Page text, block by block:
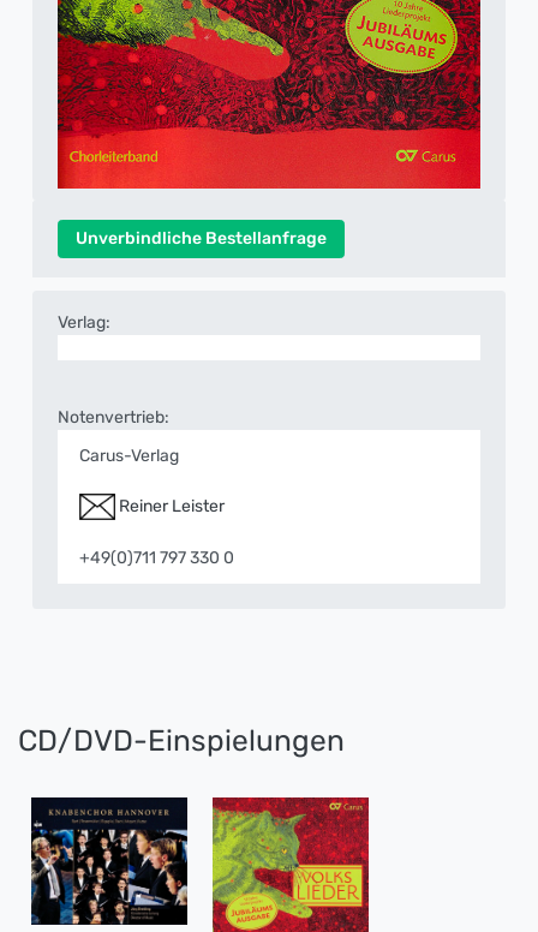
Unverbindliche Bestellanfrage
Verlag:
Notenvertrieb:
Carus-Verlag
Reiner Leister
+49(0)711 797 330 0
CD/DVD-Einspielungen